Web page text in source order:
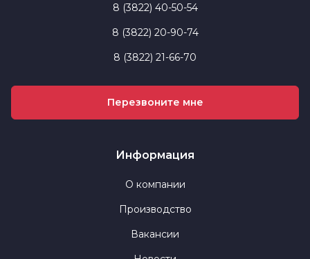
8 (3822) 40-50-54
8 (3822) 20-90-74
8 (3822) 21-66-70
Перезвоните мне
Информация
О компании
Производство
Вакансии